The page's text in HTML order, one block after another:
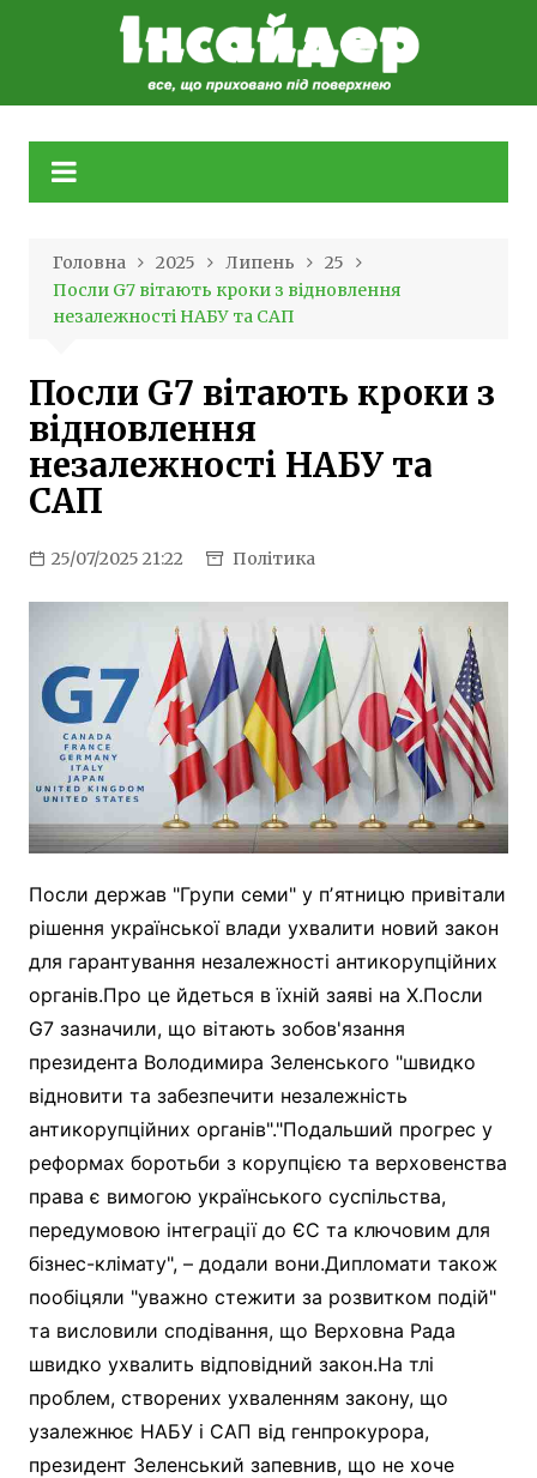
Головна 2025 Липень
25
Посли G7 вітають кроки з відновлення
незалежності НАБУ та САП
Посли G7 вітають кроки з
відновлення
незалежності НАБУ та
САП
25/07/2025 21:22 Політика
Посли держав "Групи семи" у пʼятницю привітали
рішення української влади ухвалити новий закон
для гарантування незалежності антикорупційних
органів.Про це йдеться в їхній заяві на Х.Посли
G7 зазначили, що вітають зобов'язання
президента Володимира Зеленського "швидко
відновити та забезпечити незалежність
антикорупційних органів"."Подальший прогрес у
реформах боротьби з корупцією та верховенства
права є вимогою українського суспільства,
передумовою інтеграції до ЄС та ключовим для
бізнес-клімату", – додали вони.Дипломати також
пообіцяли "уважно стежити за розвитком подій"
та висловили сподівання, що Верховна Рада
швидко ухвалить відповідний закон.На тлі
проблем, створених ухваленням закону, що
узалежнює НАБУ і САП від генпрокурора,
президент Зеленський запевнив, що не хоче